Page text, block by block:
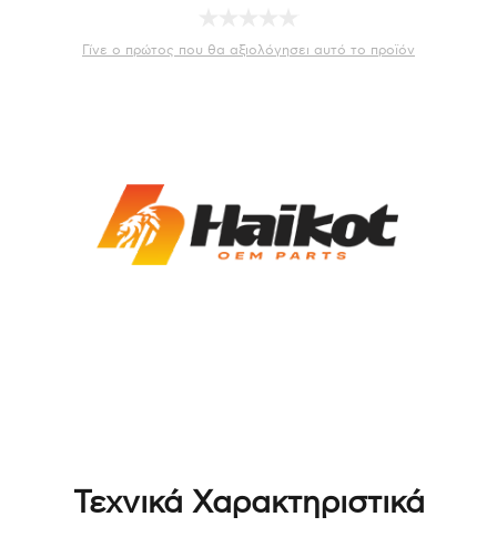
Γίνε ο πρώτος που θα αξιολόγησει αυτό το προϊόν
Τεχνικά Χαρακτηριστικά